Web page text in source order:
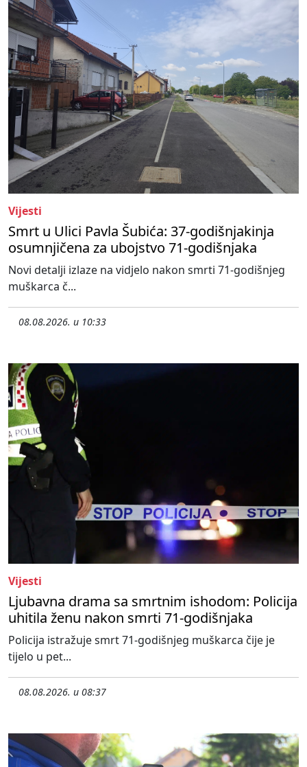
Vijesti
Smrt u Ulici Pavla Šubića: 37-godišnjakinja
osumnjičena za ubojstvo 71-godišnjaka
Novi detalji izlaze na vidjelo nakon smrti 71-godišnjeg
muškarca č...
08.08.2026. u 10:33
Vijesti
Ljubavna drama sa smrtnim ishodom: Policija
uhitila ženu nakon smrti 71-godišnjaka
Policija istražuje smrt 71-godišnjeg muškarca čije je
tijelo u pet...
08.08.2026. u 08:37